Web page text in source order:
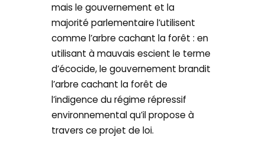
mais le gouvernement et la
majorité parlementaire l’utilisent
comme l’arbre cachant la forêt : en
utilisant à mauvais escient le terme
d’écocide, le gouvernement brandit
l’arbre cachant la forêt de
l’indigence du régime répressif
environnemental qu’il propose à
travers ce projet de loi.